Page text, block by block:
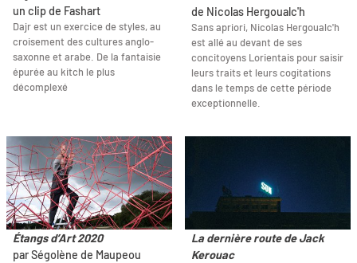
un clip de Fashart
Dajr est un exercice de styles, au
croisement des cultures anglo-
saxonne et arabe. De la fantaisie
épurée au kitch le plus
décomplexé
de Nicolas Hergoualc'h
Sans apriori, Nicolas Hergoualc'h
est allé au devant de ses
concitoyens Lorientais pour saisir
leurs traits et leurs cogitations
dans le temps de cette période
exceptionnelle.
Étangs d’Art 2020
par Ségolène de Maupeou
La dernière route de Jack
Kerouac